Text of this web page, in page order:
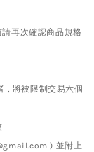
再次確認商品規格
, 將被限制交易六個
) 並附上